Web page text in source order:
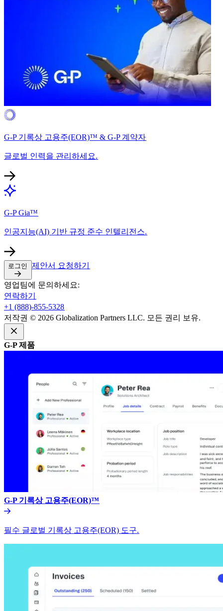
G-P 기록상 고용주(EOR)™ & G-P 계약자​​
글로벌 인력을 관리하세요.​​
G-P Gia™​​
인공지능(AI) 기반 규정 준수 인텔리전스.​​
로그인​​ 제안서 요청하기​​
영업팀에 문의하세요:​​
연락하기​​
+1 (888)-855-5328​​
저작권 © 2026 Globalization Partners LLC. 모든 권리 보유.​​
G-P 제품​​
G-P 기록상 고용주(EOR)™​​
필수 글로벌 기록상 고용주(EOR) 도구.​​